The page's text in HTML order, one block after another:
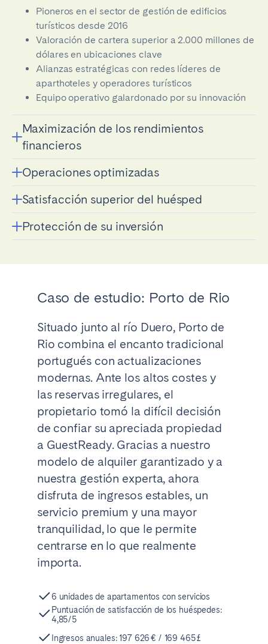
Pioneros en el sector de gestión de edificios
turísticos desde 2016
Valoración de cartera superior a 2.000 millones de
dólares en ubicaciones clave
Alianzas estratégicas con redes líderes de
aparthoteles y operadores turísticos
Equipo operativo galardonado por su innovación
Maximización de los rendimientos
financieros
Algoritmos de precios según la duración de la
Distribución multicanal adaptada al mercado de
edificios turísticos
Desarrollo de ingresos adicionales más allá del
Especialización en posicionamiento competitivo en
Operaciones optimizadas
Programas de formación del personal centrados
Protocolos sistemáticos de mantenimiento para
satisfacción continuada de los huéspedes
Satisfacción superior del huésped
Marcos de hospitalidad diseñados para edificios
Ofertas de servicios adaptadas al perfil del viajero
Protección de su inversión
sector para estancias largas
Informes detallados sobre el estado de la
propiedad y planificación de mejoras
Caso de estudio: Porto de Rio
Situado junto al río Duero, Porto de
Rio combina el encanto tradicional
portugués con actualizaciones
modernas. Ante los altos costes y
las reservas irregulares, el
propietario tomó la difícil decisión
de confiar su apreciada propiedad
a GuestReady. Gracias a nuestro
modelo de alquiler garantizado y a
nuestra gestión experta, ahora
disfruta de ingresos estables, un
servicio premium y una mayor
tranquilidad, lo que le permite
centrarse en lo que realmente
importa.
6 unidades de apartamentos con servicios
Puntuación de satisfacción de los huéspedes:
4,85/5
Ingresos anuales: 197 626 € / 169 465 £